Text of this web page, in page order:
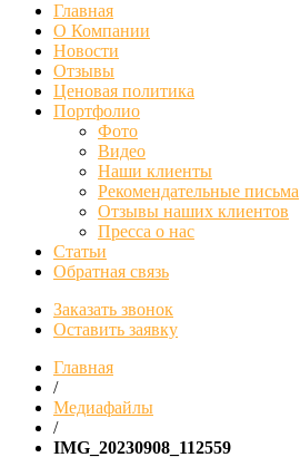
Главная
О Компании
Новости
Отзывы
Ценовая политика
Портфолио
Фото
Видео
Наши клиенты
Рекомендательные письма
Отзывы наших клиентов
Пресса о нас
Статьи
Обратная связь
Заказать звонок
Оставить заявку
Главная
/
Медиафайлы
/
IMG_20230908_112559